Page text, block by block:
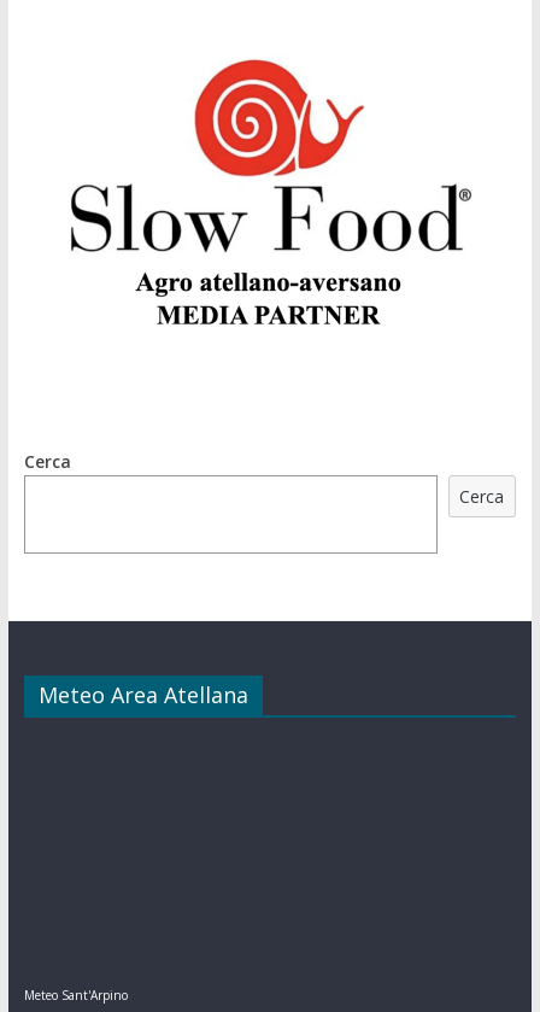
Cerca
Cerca
Meteo Area Atellana
Meteo Sant'Arpino